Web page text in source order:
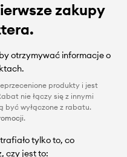
zakupy
otrzymywać informacje o
produkty i jest
nie łączy się z innymi
być wyłączone z rabatu.
.
tylko to, co
czy jest to: